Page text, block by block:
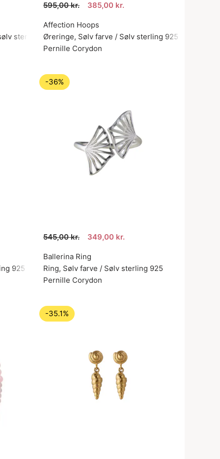
sterling 925
595,00 kr. 385,00 kr.
Affection Hoops
Øreringe, Sølv farve / Sølv sterling 925
Pernille Corydon
925
-36%
545,00 kr. 349,00 kr.
Ballerina Ring
Ring, Sølv farve / Sølv sterling 925
Pernille Corydon
-35.1%